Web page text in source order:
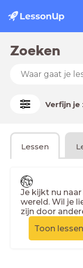
Zoeken
Verfijn
Lessen
Je kijkt nu
wereld. Wil je
zijn door
Toon lessen